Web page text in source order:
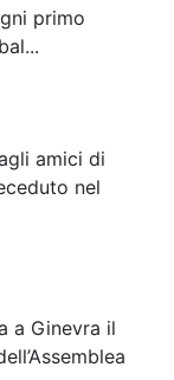
primo
amici di
nel
a Ginevra il